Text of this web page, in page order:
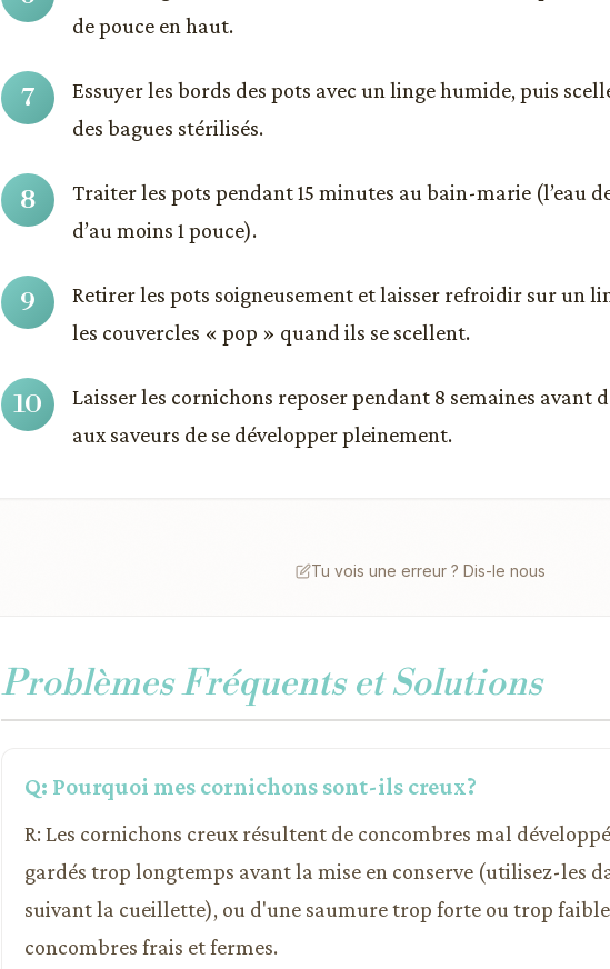
de pouce en haut.
Essuyer les bords des pots avec un linge humide, puis
des bagues stérilisés.
Traiter les pots pendant 15 minutes au bain-marie (l’eau
d’au moins 1 pouce).
Retirer les pots soigneusement et laisser refroidir sur un
les couvercles « pop » quand ils se scellent.
Laisser les cornichons reposer pendant 8 semaines avant
aux saveurs de se développer pleinement.
Tu vois une erreur ? Dis-le nous
Problèmes Fréquents et Solutions
Q: Pourquoi mes cornichons sont-ils creux?
R: Les cornichons creux résultent de concombres mal
gardés trop longtemps avant la mise en conserve (utilisez-les
suivant la cueillette), ou d'une saumure trop forte ou trop
concombres frais et fermes.